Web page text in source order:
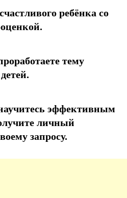
ребёнка со
тему
эффективным
личный
запросу.